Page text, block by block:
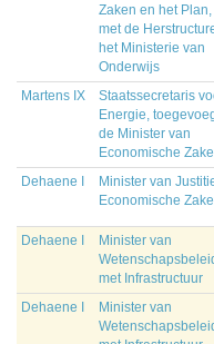
Zaken en het
met de
het Ministerie van
Onderwijs
Martens IX
Staatssecretaris
Energie,
de Minister van
Economische
Dehaene I
Minister van
Economische
Dehaene I
Minister van
met Infrastructuur
Dehaene I
Minister van